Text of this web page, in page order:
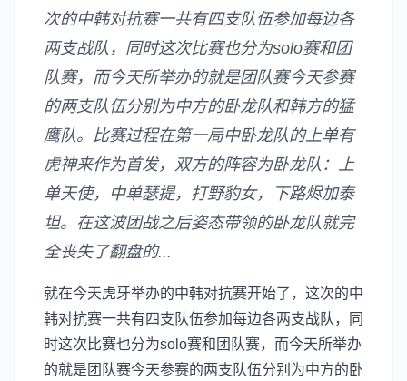
次的中韩对抗赛一共有四支队伍参加每边各
两支战队，同时这次比赛也分为solo赛和团
队赛，而今天所举办的就是团队赛今天参赛
的两支队伍分别为中方的卧龙队和韩方的猛
鹰队。比赛过程在第一局中卧龙队的上单有
虎神来作为首发，双方的阵容为卧龙队：上
单天使，中单瑟提，打野豹女，下路烬加泰
坦。在这波团战之后姿态带领的卧龙队就完
全丧失了翻盘的...
就在今天虎牙举办的中韩对抗赛开始了，这次的中
韩对抗赛一共有四支队伍参加每边各两支战队，同
时这次比赛也分为solo赛和团队赛，而今天所举办
的就是团队赛今天参赛的两支队伍分别为中方的卧